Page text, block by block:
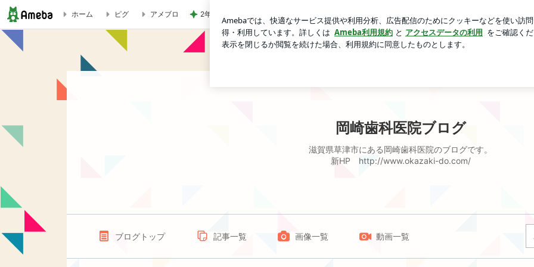
岡崎歯科医院ブログ
ホーム ピグ アメブロ 2年ぶりに食べた期間限定パンケーキ
岡崎歯科医院ブログ
滋賀県草津市にある岡崎歯科医院のブログです。
新HP http://www.okazaki-do.com/
ブログトップ 記事一覧 画像一覧 動画一覧